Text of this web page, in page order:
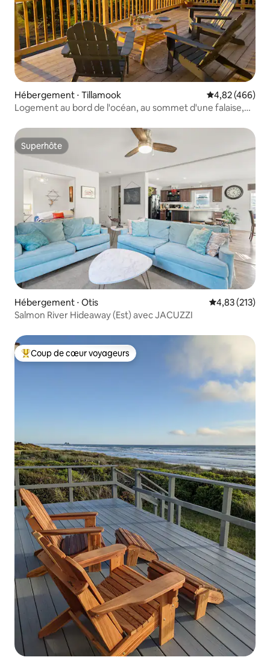
Hébergement ⋅ Tillamook Évaluation
4,82 (466)
Logement au bord de l'océan, au sommet d'une falaise,
Superhôte
Superhôte
Hébergement ⋅ Otis Évaluation
4,83 (213)
Salmon River Hideaway (Est) avec JACUZZI
Coups de cœur voyageurs les plus appréciés
Coup de cœur voyageurs